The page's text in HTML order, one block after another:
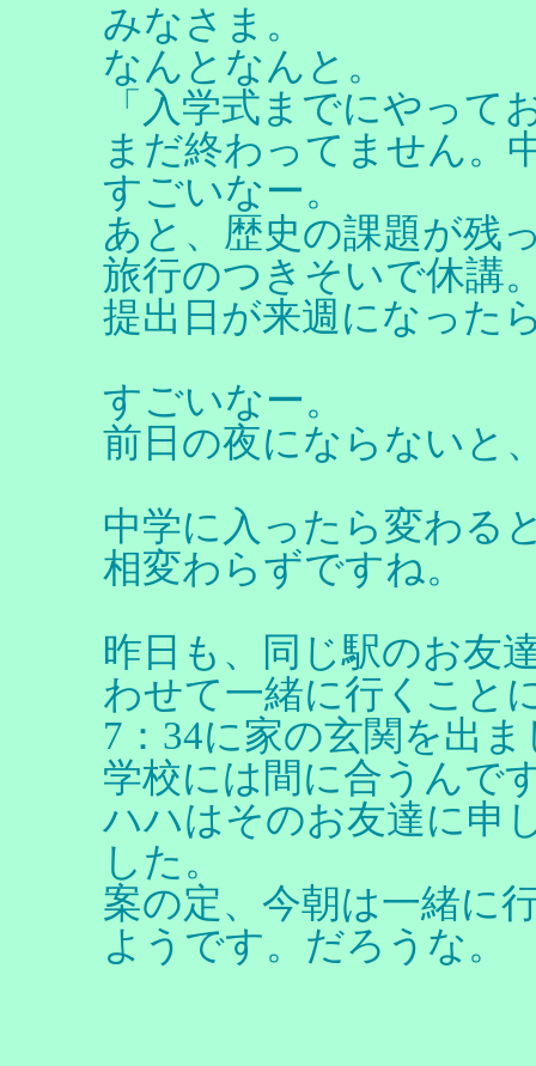
みなさま。
なんとなんと。
「入学式までにやって
まだ終わってません。
すごいなー。
あと、歴史の課題が残
旅行のつきそいで休講
提出日が来週になった
すごいなー。
前日の夜にならないと
中学に入ったら変わる
相変わらずですね。
昨日も、同じ駅のお友
わせて一緒に行くこと
7：34に家の玄関を出
学校には間に合うんで
ハハはそのお友達に申
した。
案の定、今朝は一緒に
ようです。だろうな。